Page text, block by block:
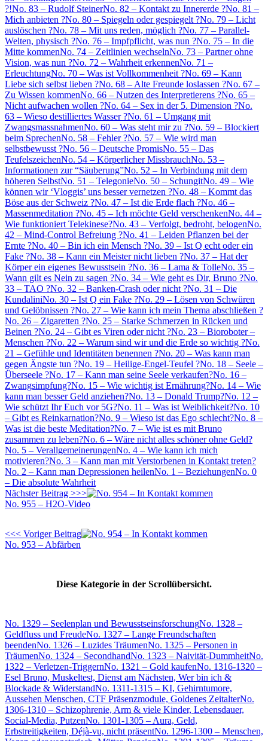
?!No. 83 – Rudolf SteinerNo. 82 – Kontakt zu Innererde ?No. 81 –
Mich anbieten ?No. 80 – Spiegeln oder gespiegelt ?No. 79 – Licht
auslöschen ?No. 78 – Mit uns reden, möglich ?No. 77 – Parallel-
Welten, physisch ?No. 76 – Impfpflicht, was nun ?No. 75 – In die
Mitte kommenNo. 74 – Zeitlinien wechselnNo. 73 – Partner ohne
Vision, was nun ?No. 72 – Wahrheit erkennenNo. 71 –
ErleuchtungNo. 70 – Was ist Vollkommenheit ?No. 69 – Kann
Liebe sich selbst lieben ?No. 68 – Alte Freunde loslassen ?No. 67 –
Zu Wissen kommenNo. 66 – Nutzen des Interpretierens ?No. 65 –
Nicht aufwachen wollen ?No. 64 – Sex in der 5. Dimension ?No.
63 – Wieso destilliertes Wasser ?No. 61 – Umgang mit
ZwangsmassnahmenNo. 60 – Was steht mir zu ?No. 59 – Blockiert
beim SprechenNo. 58 – Fehler ?No. 57 – Wie wird man
selbstbewusst ?No. 56 – Deutsche PromisNo. 55 – Das
TeufelszeichenNo. 54 – Körperlicher MissbrauchNo. 53 –
Informationen zur “Säuberung”No. 52 – In Verbindung mit dem
höheren SelbstNo. 51 – TelegonieNo. 50 – SchungitNo. 49 – Wie
können wir ‘Vloggis’ uns besser vernetzen ?No. 48 – Kommt das
Böse aus der Schweiz ?No. 47 – Ist die Erde flach ?No. 46 –
Massenmeditation ?No. 45 – Ich möchte Geld verschenkenNo. 44 –
Wie funktioniert Telekinese?No. 43 – Verfolgt, bedroht, belogenNo.
42 – Mind-Control Befreiung ?No. 41 – Leiden Pflanzen bei der
Ernte ?No. 40 – Bin ich ein Mensch ?No. 39 – Ist Q echt oder ein
Fake ?No. 38 – Kann ein Meister nicht lieben ?No. 37 – Hat der
Körper ein eigenes Bewusstsein ?No. 36 – Lama & TolleNo. 35 –
Wann gilt es Nein zu sagen ?No. 34 – Wie geht es Dir, Bruno ?No.
33 – TAO ?No. 32 – Banken-Crash oder nicht ?No. 31 – Die
KundaliniNo. 30 – Ist Q ein Fake ?No. 29 – Lösen von Schwüren
und Gelöbnissen ?No. 27 – Wie kann ich mein Thema abschließen ?
No. 26 – Zigaretten ?No. 25 – Starke Schmerzen in Rücken und
Beinen ?No. 24 – Gibt es Viren oder nicht ?No. 23 – Bioroboter –
Menschen ?No. 22 – Warum sind wir und die Erde so wichtig ?No.
21 – Gefühle und Identitäten benennen ?No. 20 – Was kann man
gegen Ängste tun ?No. 19 – Heilige-Engel-Teufel ?No. 18 – Seele –
Überseele ?No. 17 – Kann man seine Seele verkaufen?No. 16 –
Zwangsimpfung?No. 15 – Wie wichtig ist Ernährung?No. 14 – Wie
kann man besser Geld anziehen?No. 13 – Donald Trump?No. 12 –
Wie schützt Ihr Euch vor 5G?No. 11 – Was ist Weiblichkeit?No. 10
– Gibt es Reinkarnation?No. 9 – Wieso ist das Ego schlecht?No. 8 –
Was ist die beste Meditation?No. 7 – Wie ist es mit Bruno
zusammen zu leben?No. 6 – Wäre nicht alles schöner ohne Geld?
No. 5 – VerallgemeinerungenNo. 4 – Wie kann ich mich
motivieren?No. 3 – Kann man mit Verstorbenen in Kontakt treten?
No. 2 – Kann man Depressionen heilenNo. 1 – BeziehungenNo. 0
– Die absolute Wahrheit
Nächster Beitrag >>>
No. 955 – H2O-Video
<<< Voriger Beitrag
No. 953 – Abfärben
Diese Kategorie in der Scrollübersicht.
No. 1329 – Seelenplan und BewusstseinsforschungNo. 1328 –
Geldfluss und FreudeNo. 1327 – Lange Freundschaften
beendenNo. 1326 – Luzides TräumenNo. 1325 – Personen in
TräumenNo. 1324 – SecondhandNo. 1323 – Naivität-DummheitNo.
1322 – Verletzen-TriggernNo. 1321 – Gold kaufenNo. 1316-1320 –
Esel Bruno, Muskeltest, Dienst am Nächsten, Wer bin ich &
Blockade & WiderstandNo. 1311-1315 – KI, Gehirntumore,
Aussehen Menschen, CTF Präsenzmodule, Goldenes ZeitalterNo.
1306-1310 – Schizophrenie, Arm & viele Kinder, Lebensdauer,
Social-Media, PutzenNo. 1301-1305 – Aura, Geld,
Erbstreitigkeiten, Déjà-vu, nicht präsentNo. 1296-1300 – Menschen,